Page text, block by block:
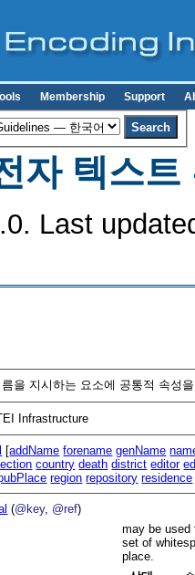
Membership Support
자 텍스트
Last
을 지시하는 요소에 공통적 속성
Infrastructure
[addName forename genName
country death district editor
region repository residence
(@key, @ref)
may be used
set of
place.